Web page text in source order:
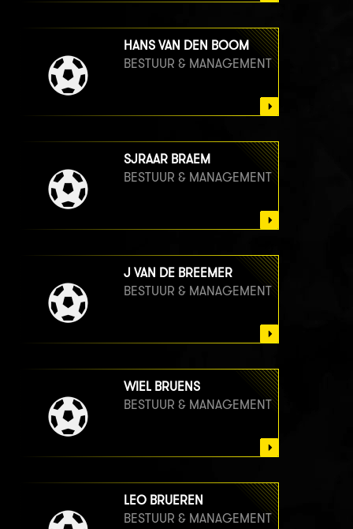
HANS VAN DEN BOOM
BESTUUR & MANAGEMENT
SJRAAR BRAEM
BESTUUR & MANAGEMENT
J VAN DE BREEMER
BESTUUR & MANAGEMENT
WIEL BRUENS
BESTUUR & MANAGEMENT
LEO BRUEREN
BESTUUR & MANAGEMENT